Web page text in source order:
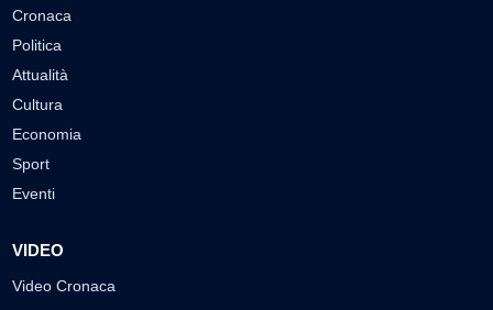
Cronaca
Politica
Attualità
Cultura
Economia
Sport
Eventi
VIDEO
Video Cronaca